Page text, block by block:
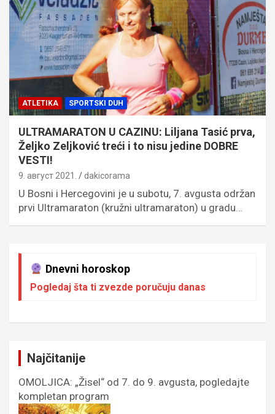
ATLETIKA SPORTSKI DUH
ULTRAMARATON U CAZINU: Liljana Tasić prva,
Željko Zeljković treći i to nisu jedine DOBRE
VESTI!
9. август 2021. dakicorama
U Bosni i Hercegovini je u subotu, 7. avgusta održan
prvi Ultramaraton (kružni ultramaraton) u gradu…
Dnevni horoskop
Pogledaj šta ti zvezde poručuju danas
Najčitanije
OMOLJICA: „Žisel“ od 7. do 9. avgusta, pogledajte
kompletan program